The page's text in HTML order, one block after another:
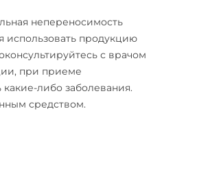
непереносимость
использовать продукцию
с врачом
при приеме
либо заболевания.
средством.